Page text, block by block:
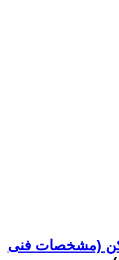
(مشخصات فنی